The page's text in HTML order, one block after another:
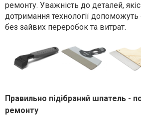
ремонту. Уважність до деталей,
дотримання технології допоможуть
без зайвих переробок та витрат.
Правильно підібраний шпатель -
ремонту